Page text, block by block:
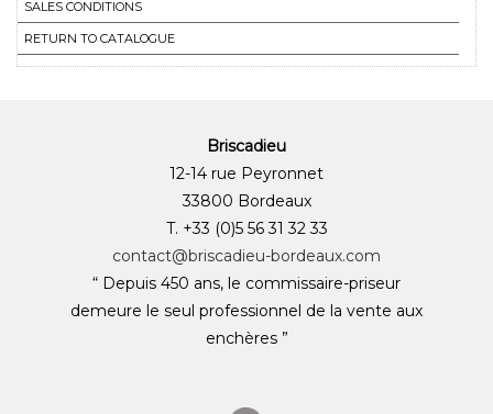
SALES CONDITIONS
RETURN TO CATALOGUE
Briscadieu
12-14 rue Peyronnet
33800 Bordeaux
T. +33 (0)5 56 31 32 33
contact@briscadieu-bordeaux.com
“ Depuis 450 ans, le commissaire-priseur
demeure le seul professionnel de la vente aux
enchères ”